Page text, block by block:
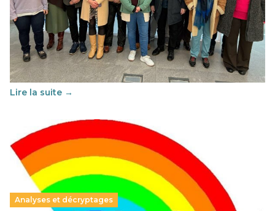
Éducation au vivre-ensemble : un échange croisé
franco-espagnol pour changer d’approche
29 juin 2026-National
Cette année, l'UNSA Éducation a mené un projet Erasmus
soutenu par l'union Européenne et centré sur l'éducation
au vivre-ensemble : quelles différences entre la France…
Lire la suite →
Analyses et décryptages